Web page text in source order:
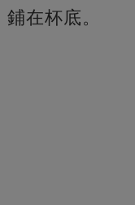
鋪在杯底。